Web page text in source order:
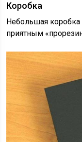
Коробка
Небольшая коробка
приятным